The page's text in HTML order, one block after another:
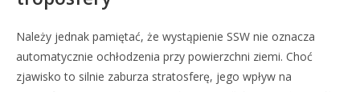
Należy jednak pamiętać, że wystąpienie SSW nie oznacza
automatycznie ochłodzenia przy powierzchni ziemi. Choć
zjawisko to silnie zaburza stratosferę, jego wpływ na